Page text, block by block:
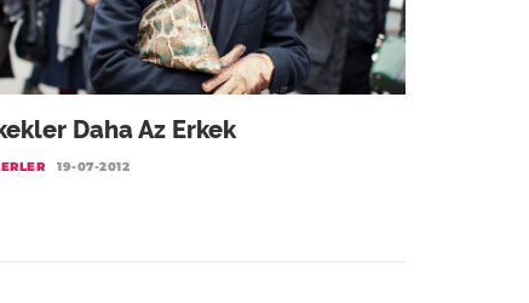
Daha Az Erkek
19-07-2012